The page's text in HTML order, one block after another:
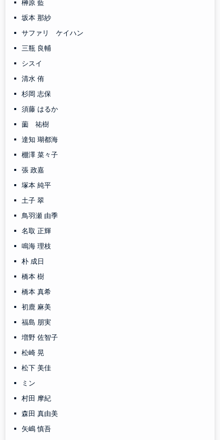
榊原 藍
坂本 那紗
サファリ ケイハン
三瓶 良輔
シスイ
清水 侑
杉岡 志保
須藤 はるか
薗 祐樹
達知 瑚都海
棚澤 菜々子
張 政嘉
塚本 純平
土子 翠
鳥羽瀬 由季
名取 正輝
鳴海 理枝
朴 成日
橋本 樹
橋本 真希
初鹿 麻美
福島 朋実
増野 佐智子
松崎 晃
松下 美佳
ミン
村田 摩紀
森田 真由美
矢嶋 慎吾